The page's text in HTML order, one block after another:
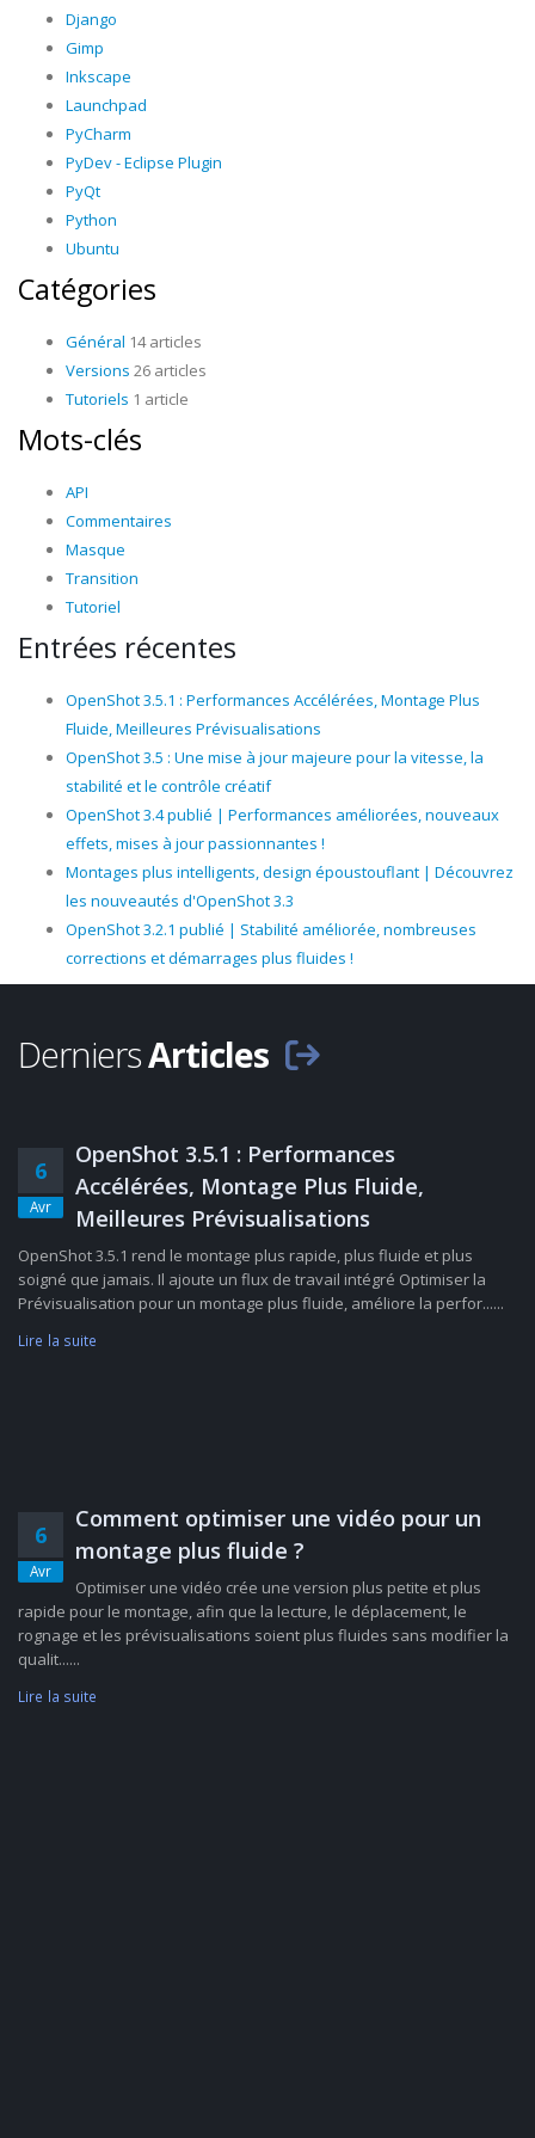
Django
Gimp
Inkscape
Launchpad
PyCharm
PyDev - Eclipse Plugin
PyQt
Python
Ubuntu
Catégories
Général 14 articles
Versions 26 articles
Tutoriels 1 article
Mots-clés
API
Commentaires
Masque
Transition
Tutoriel
Entrées récentes
OpenShot 3.5.1 : Performances Accélérées, Montage Plus
Fluide, Meilleures Prévisualisations
OpenShot 3.5 : Une mise à jour majeure pour la vitesse, la
stabilité et le contrôle créatif
OpenShot 3.4 publié | Performances améliorées, nouveaux
effets, mises à jour passionnantes !
Montages plus intelligents, design époustouflant | Découvrez
les nouveautés d'OpenShot 3.3
OpenShot 3.2.1 publié | Stabilité améliorée, nombreuses
corrections et démarrages plus fluides !
DerniersArticles
6
Avr
OpenShot 3.5.1 : Performances
Accélérées, Montage Plus Fluide,
Meilleures Prévisualisations
OpenShot 3.5.1 rend le montage plus rapide, plus fluide et plus
soigné que jamais. Il ajoute un flux de travail intégré Optimiser la
Prévisualisation pour un montage plus fluide, améliore la perfor......
Lire la suite
6
Avr
Comment optimiser une vidéo pour un
montage plus fluide ?
Optimiser une vidéo crée une version plus petite et plus
rapide pour le montage, afin que la lecture, le déplacement, le
rognage et les prévisualisations soient plus fluides sans modifier la
qualit......
Lire la suite